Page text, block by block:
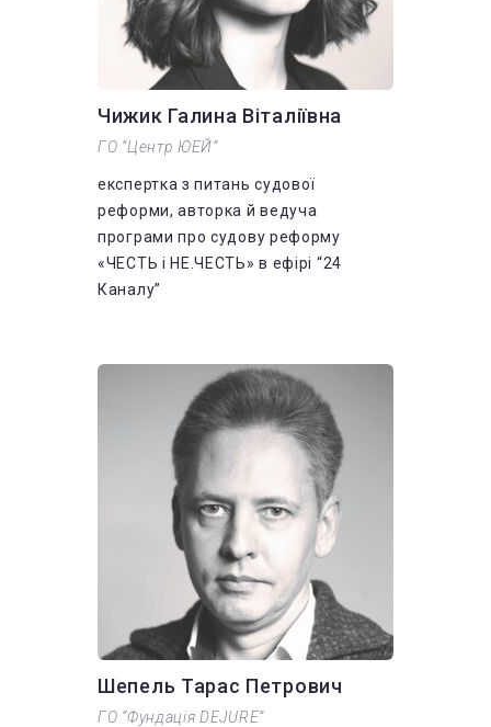
Чижик Галина Віталіївна
ГО “Центр ЮЕЙ”
експертка з питань судової
реформи, авторка й ведуча
програми про судову реформу
«ЧЕСТЬ і НЕ.ЧЕСТЬ» в ефірі “24
Каналу”
Шепель Тарас Петрович
ГО “Фундація DEJURE”